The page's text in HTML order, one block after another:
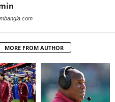
MORE FROM AUTHOR